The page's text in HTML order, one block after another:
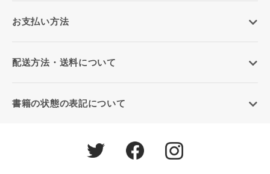
お支払い方法
配送方法・送料について
書籍の状態の表記について